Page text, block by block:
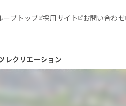
ープトップ 採用サイト お問い合わせ
レクリエーション